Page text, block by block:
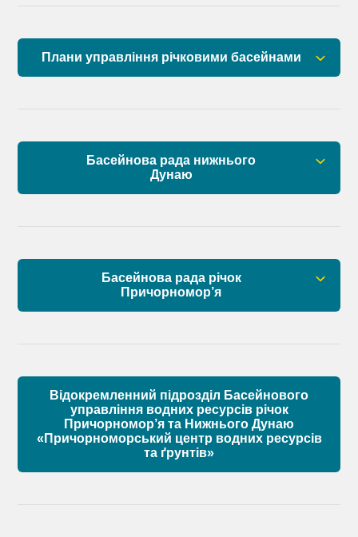
Плани управління річковими басейнами
Басейнова рада нижнього
Дунаю
Склад Басейнової ради нижнього Дунаю
Басейнова рада річок
Причорномор’я
Склад Басейнової ради річок Причорномор’я
Матеріали
Відокремленний підрозділ Басейнового
управління водних ресурсів річок
Причорномор’я та Нижнього Дунаю
«Причорноморський центр водних ресурсів
та ґрунтів»